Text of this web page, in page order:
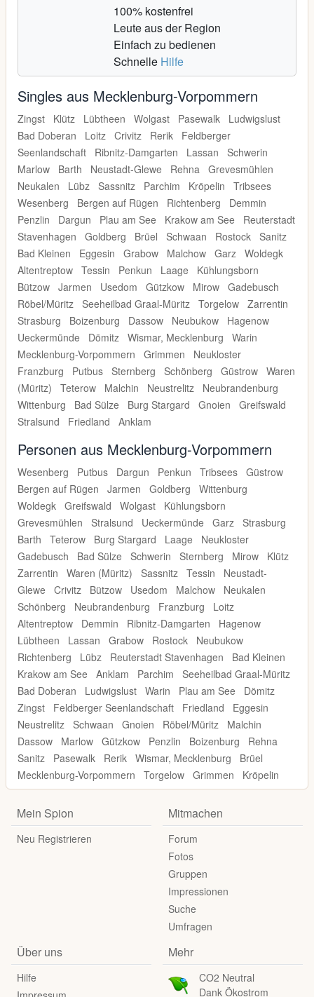
100% kostenfrei
Leute aus der Region
Einfach zu bedienen
Schnelle Hilfe
Singles aus Mecklenburg-Vorpommern
Zingst Klütz Lübtheen Wolgast Pasewalk
Ludwigslust
Bad Doberan
Loitz Crivitz Rerik
Feldberger
Seenlandschaft
Ribnitz-Damgarten Lassan
Schwerin
Marlow
Barth Neustadt-Glewe Rehna Grevesmühlen
Neukalen
Lübz Sassnitz Parchim Kröpelin
Tribsees
Wesenberg
Bergen auf Rügen Richtenberg
Demmin
Penzlin
Dargun Plau am See Krakow am See
Reuterstadt
Stavenhagen
Goldberg Brüel Schwaan Rostock Sanitz
Bad Kleinen
Eggesin Grabow Malchow Garz Woldegk
Altentreptow Tessin Penkun Laage
Kühlungsborn
Bützow Jarmen Usedom Gützkow Mirow Gadebusch
Röbel/Müritz Seeheilbad Graal-Müritz Torgelow Zarrentin
Strasburg
Boizenburg Dassow Neubukow
Hagenow
Ueckermünde
Dömitz Wismar, Mecklenburg
Warin
Mecklenburg-Vorpommern
Grimmen
Neukloster
Franzburg
Putbus Sternberg Schönberg Güstrow Waren
(Müritz)
Teterow Malchin Neustrelitz
Neubrandenburg
Wittenburg
Bad Sülze Burg Stargard Gnoien
Greifswald
Stralsund
Friedland Anklam
Personen aus Mecklenburg-Vorpommern
Wesenberg Putbus Dargun Penkun Tribsees Güstrow
Bergen auf Rügen
Jarmen Goldberg
Wittenburg
Woldegk Greifswald Wolgast
Kühlungsborn
Grevesmühlen
Stralsund Ueckermünde Garz Strasburg
Barth
Teterow Burg Stargard Laage
Neukloster
Gadebusch
Bad Sülze Schwerin Sternberg Mirow
Klütz
Zarrentin
Waren (Müritz) Sassnitz Tessin
Neustadt-
Glewe
Crivitz Bützow Usedom Malchow
Neukalen
Schönberg
Neubrandenburg Franzburg
Loitz
Altentreptow
Demmin Ribnitz-Damgarten
Hagenow
Lübtheen
Lassan Grabow Rostock
Neubukow
Richtenberg
Lübz Reuterstadt Stavenhagen
Bad Kleinen
Krakow am See
Anklam Parchim
Seeheilbad Graal-Müritz
Bad Doberan
Ludwigslust Warin Plau am See
Dömitz
Zingst
Feldberger Seenlandschaft Friedland
Eggesin
Neustrelitz Schwaan Gnoien Röbel/Müritz
Malchin
Dassow
Marlow Gützkow Penzlin Boizenburg
Rehna
Sanitz
Pasewalk Rerik Wismar, Mecklenburg
Brüel
Mecklenburg-Vorpommern
Torgelow Grimmen Kröpelin
Mein Spion
Neu Registrieren
Mitmachen
Forum
Fotos
Gruppen
Impressionen
Suche
Umfragen
Über uns
Hilfe
Mehr
CO2 Neutral
Dank Ökostrom